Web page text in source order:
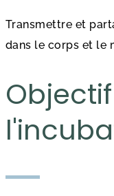
Transmettre et
dans le corps et le